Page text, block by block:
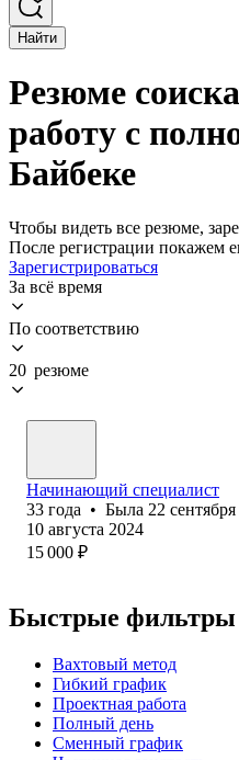
Найти
Резюме
работу с
Байбеке
Чтобы видеть все резюме,
После регистрации покажем
Зарегистрироваться
За всё время
По соответствию
20 резюме
Начинающий специалист
33 года • Была 22
10 августа 2024
15 000 ₽
Быстрые фильтры
Вахтовый метод
Гибкий график
Проектная работа
Полный день
Сменный график